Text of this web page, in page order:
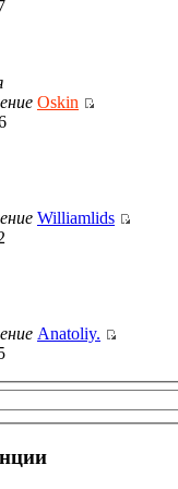
Oskin
Williamlids
Anatoliy.